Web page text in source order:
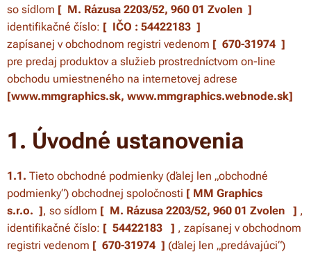
so sídlom [ M. Rázusa 2203/52, 960 01 Zvolen ]
identifikačné číslo: [ IČO : 54422183 ]
zapísanej v obchodnom registri vedenom [ 670-31974 ]
pre predaj produktov a služieb prostredníctvom on-line
obchodu umiestneného na internetovej adrese
[www.mmgraphics.sk, www.mmgraphics.webnode.sk]
1. Úvodné ustanovenia
1.1. Tieto obchodné podmienky (ďalej len „obchodné
podmienky“) obchodnej spoločnosti [ MM Graphics
s.r.o. ], so sídlom [ M. Rázusa 2203/52, 960 01 Zvolen ] ,
identifikačné číslo: [ 54422183 ] , zapísanej v obchodnom
registri vedenom [ 670-31974 ] (ďalej len „predávajúci“)